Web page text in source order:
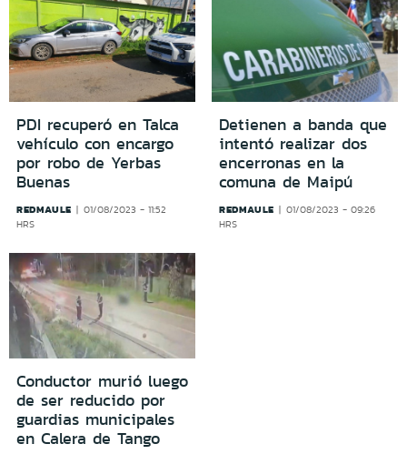
PDI recuperó en Talca
vehículo con encargo
por robo de Yerbas
Buenas
REDMAULE
01/08/2023 - 11:52
HRS
Detienen a banda que
intentó realizar dos
encerronas en la
comuna de Maipú
REDMAULE
01/08/2023 - 09:26
HRS
Conductor murió luego
de ser reducido por
guardias municipales
en Calera de Tango